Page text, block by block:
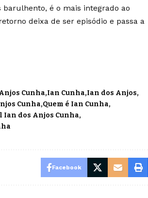
é o mais integrado ao
deixa de ser episódio e passa a
Cunha Ian Cunha Ian dos Anjos
Cunha Quem é Ian Cunha
dos Anjos Cunha
Facebook